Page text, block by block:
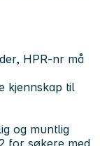
HPR-nr må
kjennskap til
og muntlig
for søkere med